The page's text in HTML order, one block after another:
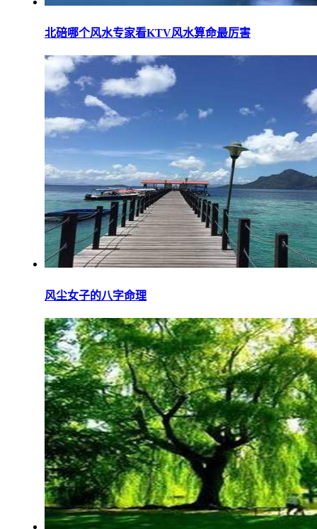
北碚哪个风水专家看KTV风水算命最厉害
风尘女子的八字命理